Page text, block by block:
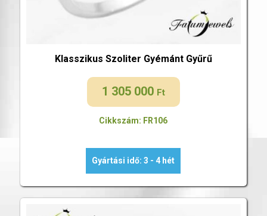
Klasszikus Szoliter Gyémánt Gyűrű
1 305 000 Ft
Cikkszám: FR106
Gyártási idő: 3 - 4 hét